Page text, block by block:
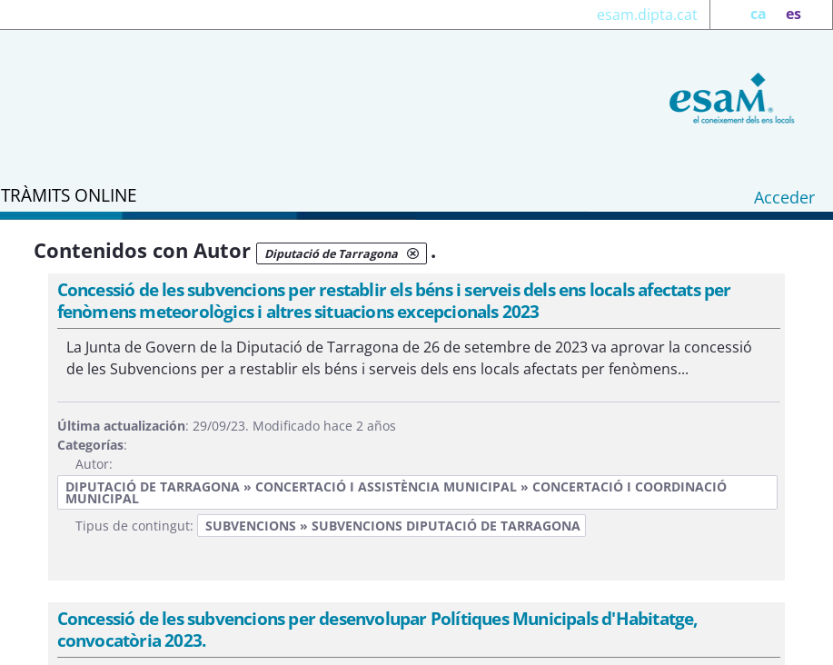
ca es
esam.dipta.cat
TRÀMITS ONLINE Acceder
Contenidos con Autor Diputació de Tarragona .
Concessió de les subvencions per restablir els béns i serveis dels ens locals afectats per
fenòmens meteorològics i altres situacions excepcionals 2023
La Junta de Govern de la Diputació de Tarragona de 26 de setembre de 2023 va aprovar la concessió
de les Subvencions per a restablir els béns i serveis dels ens locals afectats per fenòmens...
Última actualización: 29/09/23. Modificado hace 2 años
Categorías:
Autor:
DIPUTACIÓ DE TARRAGONA » CONCERTACIÓ I ASSISTÈNCIA MUNICIPAL » CONCERTACIÓ I COORDINACIÓ
MUNICIPAL
Tipus de contingut:
SUBVENCIONS » SUBVENCIONS DIPUTACIÓ DE TARRAGONA
Concessió de les subvencions per desenvolupar Polítiques Municipals d'Habitatge,
convocatòria 2023.